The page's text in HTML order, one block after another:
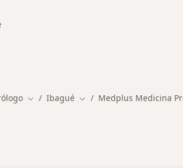
Cambiar de ciudad
Ibagué Cambiar de ciudad
Medplus Medicina